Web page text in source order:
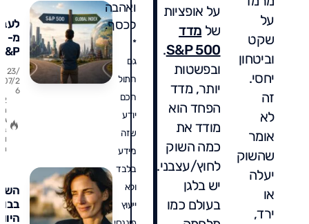
על
שקט
וביטחון
יחסי.
זה
לא
אומר
שהשוק
יעלה
או
ירד,
על אופציות
של מדד
S&P 500
.
ובפשטות
יותר, מדד
הפחד הוא
מודד את
כמה השוק
לחוץ/עצבני.
יש בלגן
בעולם כמו
ואהבה
לכסף.
*
גם
חתול
חכם
יודע
שזה
מידע
בלבד
ולא
ייעוץ
מ-
נכון,
מתי
23/
07/2
6
2
ת
גו
ב
ו
ת